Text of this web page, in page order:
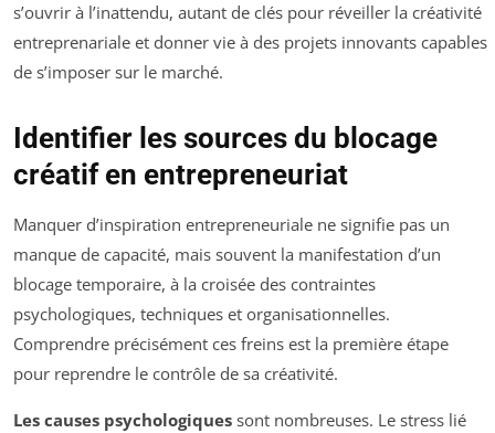
s’ouvrir à l’inattendu, autant de clés pour réveiller la créativité
entreprenariale et donner vie à des projets innovants capables
de s’imposer sur le marché.
Identifier les sources du blocage
créatif en entrepreneuriat
Manquer d’inspiration entrepreneuriale ne signifie pas un
manque de capacité, mais souvent la manifestation d’un
blocage temporaire, à la croisée des contraintes
psychologiques, techniques et organisationnelles.
Comprendre précisément ces freins est la première étape
pour reprendre le contrôle de sa créativité.
Les causes psychologiques sont nombreuses. Le stress lié